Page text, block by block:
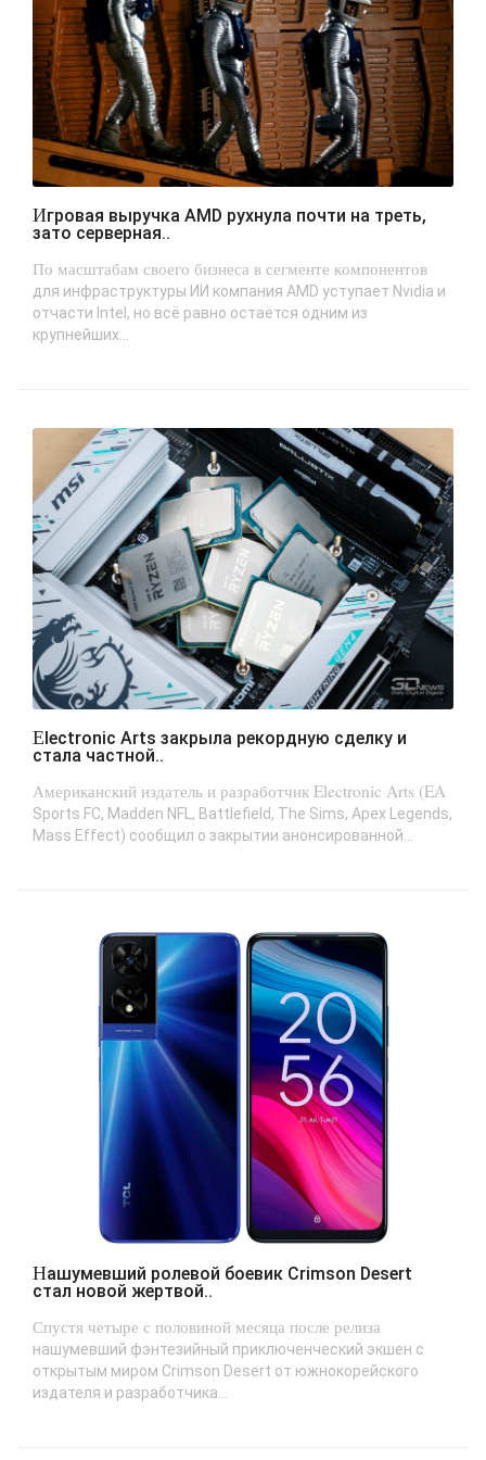
Игровая выручка AMD рухнула почти на треть,
зато серверная..
По масштабам своего бизнеса в сегменте компонентов
для инфраструктуры ИИ компания AMD уступает Nvidia и
отчасти Intel, но всё равно остаётся одним из
крупнейших...
Electronic Arts закрыла рекордную сделку и
стала частной..
Американский издатель и разработчик Electronic Arts (EA
Sports FC, Madden NFL, Battlefield, The Sims, Apex Legends,
Mass Effect) сообщил о закрытии анонсированной...
Нашумевший ролевой боевик Crimson Desert
стал новой жертвой..
Спустя четыре с половиной месяца после релиза
нашумевший фэнтезийный приключенческий экшен с
открытым миром Crimson Desert от южнокорейского
издателя и разработчика...